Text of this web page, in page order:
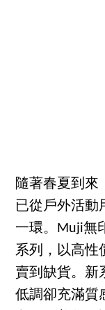
隨著春夏到來
已從戶外活動
一環。Muji無
系列，以高性
賣到缺貨。新
低調卻充滿質